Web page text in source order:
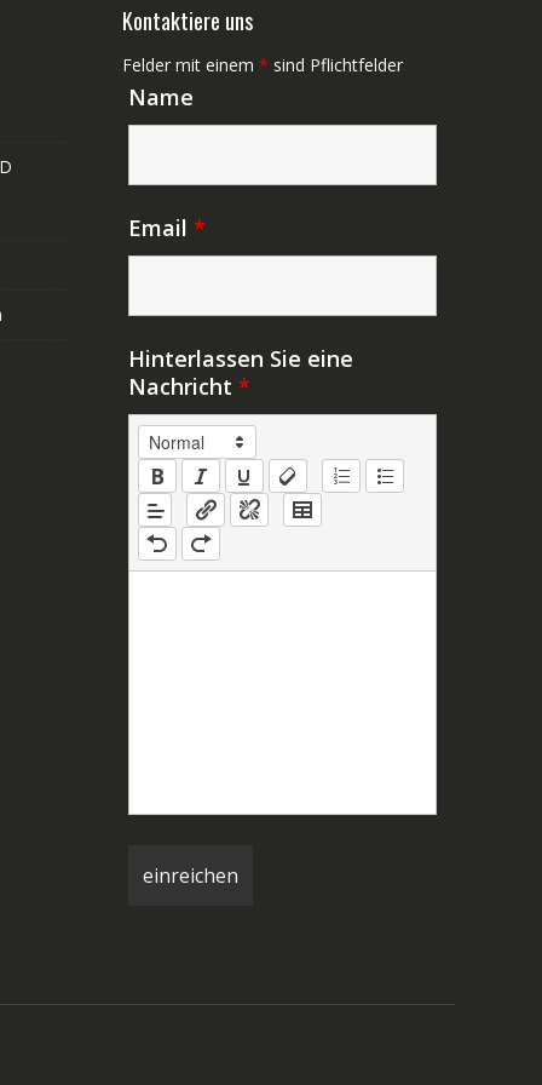
Kontaktiere uns
Felder mit einem * sind Pflichtfelder
Name
Email *
Hinterlassen Sie eine
Nachricht *